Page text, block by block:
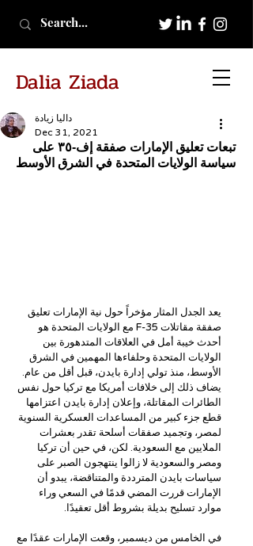
Dalia Ziada
تبعات تعليق الإمارات صفقة إف-٣٥ على
سياسة الولايات المتحدة في الشرق الأوسط
داليا زيادة
Dec 31, 2021
يعد الجدل المثار مؤخراً حول نية الإمارات تعليق
صفقة مقاتلات F-35 مع الولايات المتحدة هو
أحدث خيبة أمل في العلاقات المتدهورة بين
الولايات المتحدة وحلفاءها المهمين في الشرق
الأوسط، منذ تولي إدارة بايدن، قبل أقل من عام.
يضاف ذلك إلى خلافات أمريكا مع تركيا حول نفس
الطائرات المقاتلة، وإعلان إدارة بايدن اعتزامها
قطع جزء كبير من المساعدات العسكرية السنوية
لمصر، وتجميد صفقات أسلحة تقدر بعشرات
الملايين مع السعودية. لكن، في حين أن تركيا
ومصر والسعودية لا زالوا ينتهجون الصبر على
سياسات بايدن المترددة والمتناقضة، يبدو أن
الإمارات قررت المضي قدمًا في السعي وراء
موارد تسليح بديلة بشروط أقل تعقيدًا.
في الخامس من ديسمبر، وقعت الإمارات عقدًا مع